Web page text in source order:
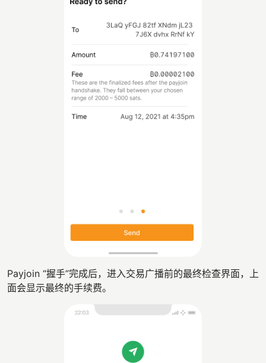
Payjoin “握手”完成后，进入交易广播前的最终检查界面，上
面会显示最终的手续费。